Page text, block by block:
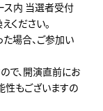
ス内 当選者受付
ください。
場合、ご参加い
で、開演直前にお
性もございますの